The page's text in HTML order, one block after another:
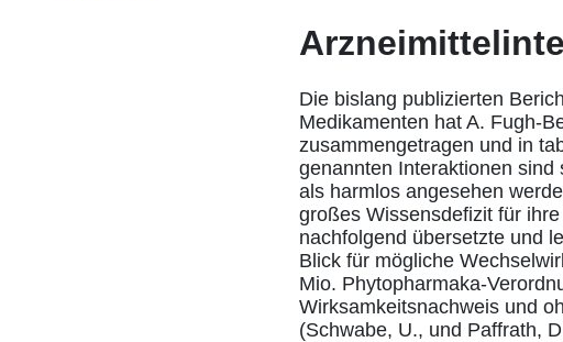
Die bislang publizierten
Medikamenten hat A. Fugh-
zusammengetragen und in
genannten Interaktionen
als harmlos angesehen
großes Wissensdefizit für
nachfolgend übersetzte und
Blick für mögliche
Mio. Phytopharmaka-
Wirksamkeitsnachweis und
(Schwabe, U., und Paffrath,